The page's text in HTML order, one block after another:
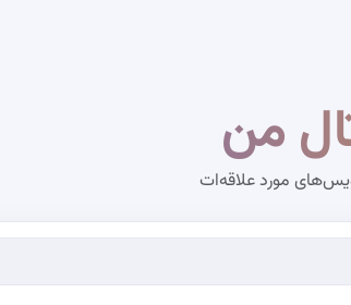
من
مورد علاقه‌ات